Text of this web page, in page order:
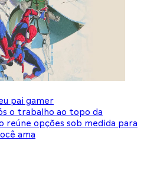
pai gamer
o trabalho ao topo da
reúne opções sob medida para
ama